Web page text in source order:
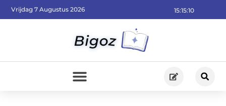
15:15:11
Vrijdag 7 Augustus 2026